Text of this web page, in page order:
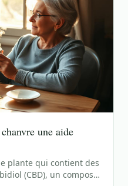
une aide
plante qui contient des
(CBD), un composé